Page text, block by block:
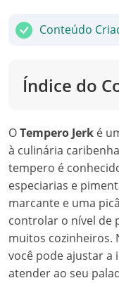
Conteúdo
Índice do
OTempero Jerk é
à culinária
tempero é
especiarias e
marcante e uma
controlar o nível de
muitos cozinheiros.
você pode ajustar a
atender ao seu